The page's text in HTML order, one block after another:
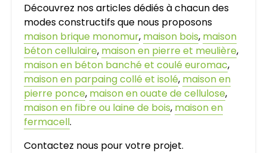
Découvrez nos articles dédiés à chacun des
modes constructifs que nous proposons
maison brique monomur, maison bois, maison
béton cellulaire, maison en pierre et meulière,
maison en béton banché et coulé euromac,
maison en parpaing collé et isolé, maison en
pierre ponce, maison en ouate de cellulose,
maison en fibre ou laine de bois, maison en
fermacell.
Contactez nous pour votre projet.